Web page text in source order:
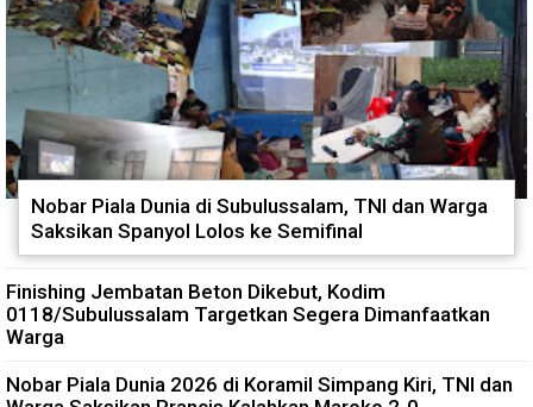
Nobar Piala Dunia di Subulussalam, TNI dan Warga
Saksikan Spanyol Lolos ke Semifinal
Finishing Jembatan Beton Dikebut, Kodim
0118/Subulussalam Targetkan Segera Dimanfaatkan
Warga
Nobar Piala Dunia 2026 di Koramil Simpang Kiri, TNI dan